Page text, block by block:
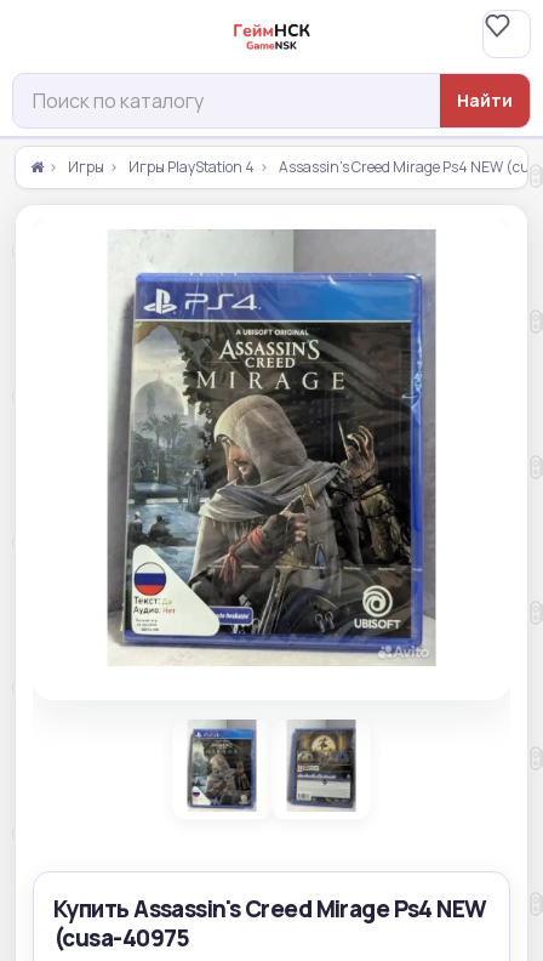
Найти
Игры Игры PlayStation 4 Assassin's Creed Mirage Ps4 NEW
Купить Assassin's Creed Mirage Ps4 NEW
(cusa-40975